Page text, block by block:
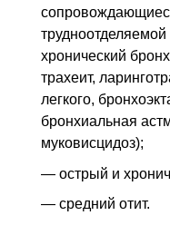
хронический
трахеит,
легкого,
бронхиальная
муковисцидоз);
— острый и
— средний отит.